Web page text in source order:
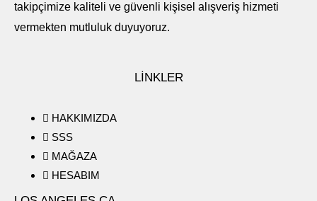
takipçimize kaliteli ve güvenli kişisel alışveriş hizmeti
vermekten mutluluk duyuyoruz.
LİNKLER
HAKKIMIZDA
SSS
MAĞAZA
HESABIM